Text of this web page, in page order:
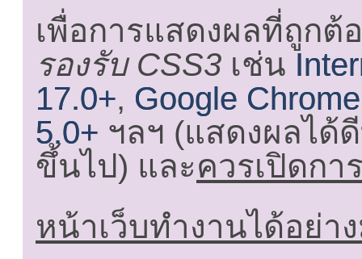
เพื่อการแสดงผลที่ถูกต้
รองรับ CSS3 เช่น
17.0+, Google
5.0+ ฯลฯ (แสดงผลได้
ขึ้นไป) และควรเปิดกา
หน้าเว็บทำงานได้อย่า